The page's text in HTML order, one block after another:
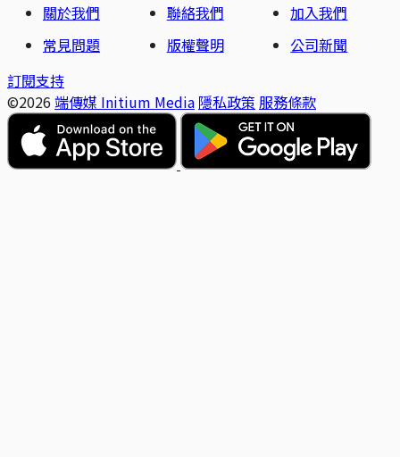
關於我們
聯絡我們
加入我們
常見問題
版權聲明
公司新聞
訂閱支持
©2026 端傳媒 Initium Media 隱私政策 服務條款